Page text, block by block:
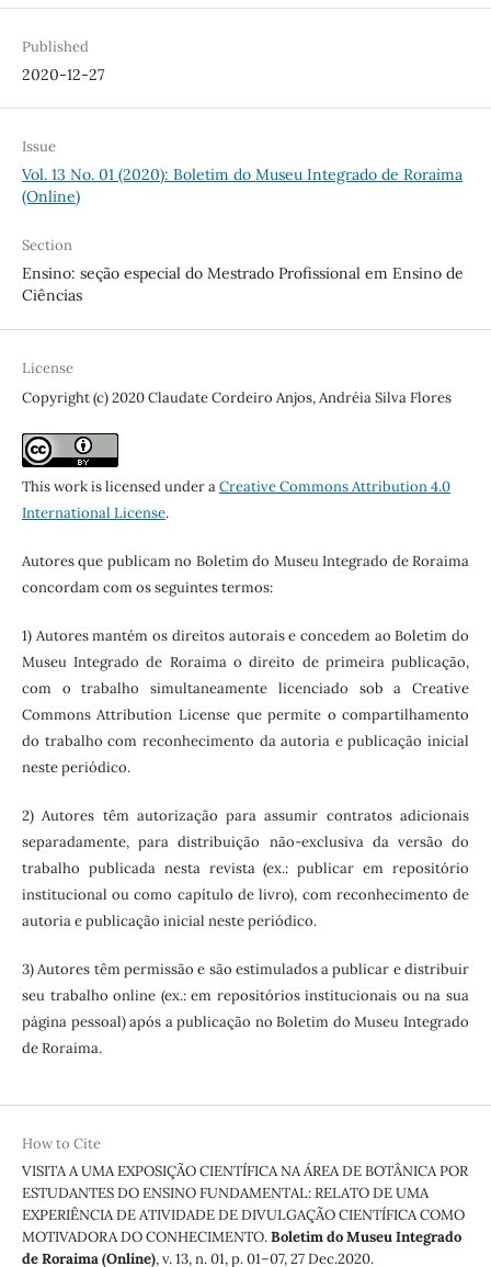
Published
2020-12-27
Issue
Vol. 13 No. 01 (2020): Boletim do Museu Integrado de Roraima
(Online)
Section
Ensino: seção especial do Mestrado Profissional em Ensino de
Ciências
License
Copyright (c) 2020 Claudate Cordeiro Anjos, Andréia Silva Flores
This work is licensed under aCreative Commons Attribution 4.0
International License.
Autores que publicam no Boletim do Museu Integrado de Roraima
concordam com os seguintes termos:
1) Autores mantém os direitos autorais e concedem ao Boletim do
Museu Integrado de Roraima o direito de primeira publicação,
com o trabalho simultaneamente licenciado sob a Creative
Commons Attribution License que permite o compartilhamento
do trabalho com reconhecimento da autoria e publicação inicial
neste periódico.
2) Autores têm autorização para assumir contratos adicionais
separadamente, para distribuição não-exclusiva da versão do
trabalho publicada nesta revista (ex.: publicar em repositório
institucional ou como capítulo de livro), com reconhecimento de
autoria e publicação inicial neste periódico.
3) Autores têm permissão e são estimulados a publicar e distribuir
seu trabalho online (ex.: em repositórios institucionais ou na sua
página pessoal) após a publicação no Boletim do Museu Integrado
de Roraima.
How to Cite
VISITA A UMA EXPOSIÇÃO CIENTÍFICA NA ÁREA DE BOTÂNICA POR
ESTUDANTES DO ENSINO FUNDAMENTAL: RELATO DE UMA
EXPERIÊNCIA DE ATIVIDADE DE DIVULGAÇÃO CIENTÍFICA COMO
MOTIVADORA DO CONHECIMENTO.Boletim do Museu Integrado
de Roraima (Online), v. 13, n. 01, p. 01–07, 27 Dec.2020.